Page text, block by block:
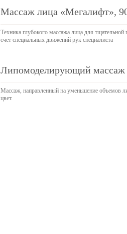
Массаж лица «Мегалифт»,
Техника глубокого массажа лица для
счет специальных движений рук специалиста
Липомоделирующий массаж
Массаж, направленный на уменьшение объемов
цвет.